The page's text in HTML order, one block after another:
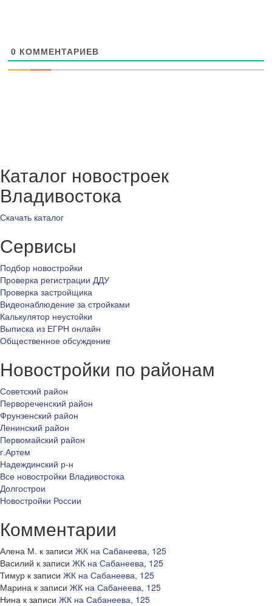
0 КОММЕНТАРИЕВ
Каталог новостроек
Владивостока
Скачать каталог
Сервисы
Подбор новостройки
Проверка регистрации ДДУ
Проверка застройщика
Видеонаблюдение за стройками
Калькулятор неустойки
Выписка из ЕГРН онлайн
Общественное обсуждение
Новостройки по районам
Советский район
Первореченский район
Фрунзенский район
Ленинский район
Первомайский район
г.Артем
Надеждинский р-н
Все новостройки Владивостока
Долгострои
Новостройки России
Комментарии
Алена М. к записи ЖК на Сабанеева, 125
Василий к записи ЖК на Сабанеева, 125
Тимур к записи ЖК на Сабанеева, 125
Марина к записи ЖК на Сабанеева, 125
Нина к записи ЖК на Сабанеева, 125